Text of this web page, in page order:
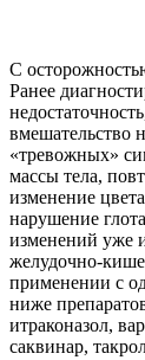
С
Ранее
вмешательство
«тревожных»
массы тела,
изменение
нарушение
изменений уже
желудочно-
применении с
ниже
итраконазол,
саквинар,